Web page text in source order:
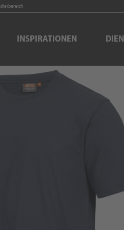
INSPIRATIONEN